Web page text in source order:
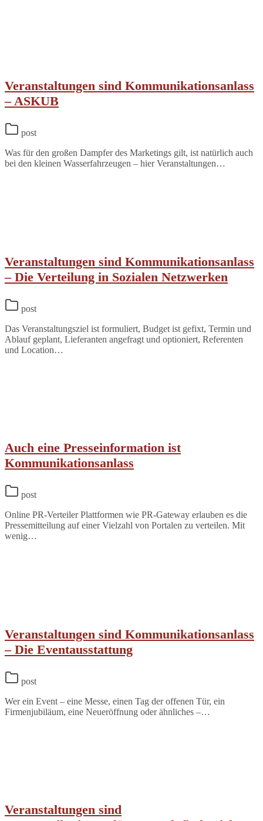
Veranstaltungen sind Kommunikationsanlass
– ASKUB
post
Was für den großen Dampfer des Marketings gilt, ist natürlich auch
bei den kleinen Wasserfahrzeugen – hier Veranstaltungen…
Veranstaltungen sind Kommunikationsanlass
– Die Verteilung in Sozialen Netzwerken
post
Das Veranstaltungsziel ist formuliert, Budget ist gefixt, Termin und
Ablauf geplant, Lieferanten angefragt und optioniert, Referenten
und Location…
Auch eine Presseinformation ist
Kommunikationsanlass
post
Online PR-Verteiler Plattformen wie PR-Gateway erlauben es die
Pressemitteilung auf einer Vielzahl von Portalen zu verteilen. Mit
wenig…
Veranstaltungen sind Kommunikationsanlass
– Die Eventausstattung
post
Wer ein Event – eine Messe, einen Tag der offenen Tür, ein
Firmenjubiläum, eine Neueröffnung oder ähnliches –…
Veranstaltungen sind